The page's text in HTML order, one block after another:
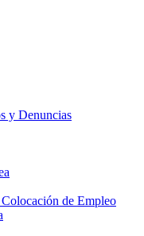
y Denuncias
de Empleo